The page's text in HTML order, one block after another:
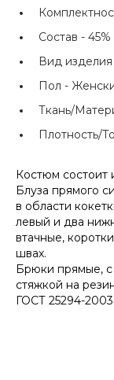
Состав -
Вид
Пол -
Ткань/
Плотность/
Костюм состоит
Блуза прямого
в области
левый и два
втачные,
швах.
Брюки прямые, с
стяжкой на
ГОСТ 25294-